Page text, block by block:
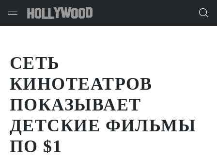
СЕТЬ
КИНОТЕАТРОВ
ПОКАЗЫВАЕТ
ДЕТСКИЕ ФИЛЬМЫ
ПО $1